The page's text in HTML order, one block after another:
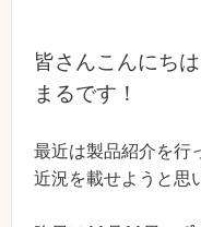
皆さんこんにちは
まるです！
最近は製品紹介を行
近況を載せようと思